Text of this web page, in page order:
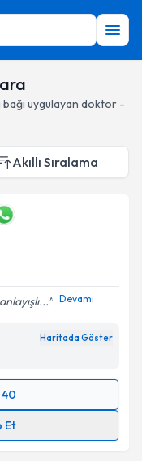
uygulayan doktor -
Akıllı Sıralama
Devamı
Haritada Göster
Et